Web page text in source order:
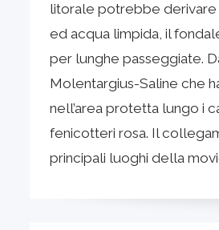
litorale potrebbe derivare
ed acqua limpida, il
per lunghe passeggiate.
Molentargius-Saline che
nell’area protetta lungo i
fenicotteri rosa. Il
principali luoghi della